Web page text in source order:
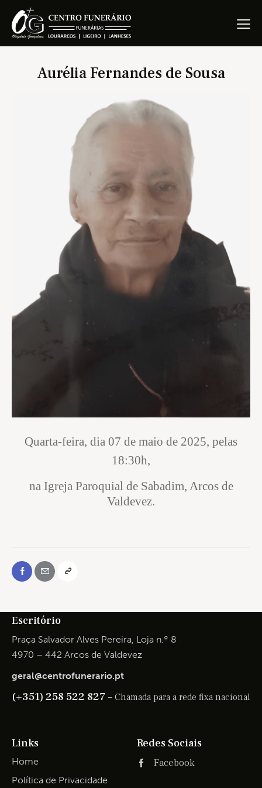
Aurélia Fernandes de Sousa
Quarta-feira, dia 07 de maio de 2025, pelas
18:30h,
na Igreja Paroquial de Sabadim, Arcos de
Valdevez.
Escritório
Praça Salvador Alves Pereira, Loja n.º 8
4970 – 442 Arcos de Valdevez
geral@centrofunerario.pt
(+351) 258 522 827 – Chamada para a rede fixa nacional
Links
Home
Política de Privacidade
Redes Sociais
Facebook